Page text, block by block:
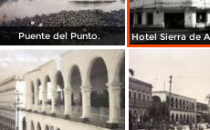
Puente del Punto.